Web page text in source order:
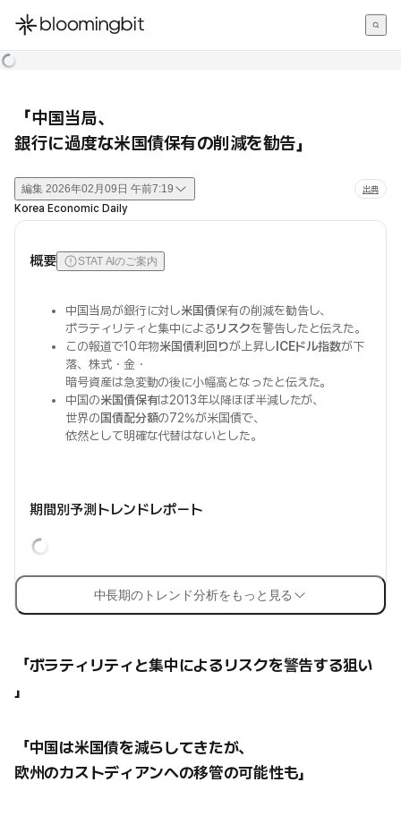
한국어
「中国当局、
銀行に過度な米国債保有の削減を勧告」
編集 2026年02月09日 午前7:19 出典
Korea Economic Daily
概要 STAT AIのご案内
中国当局が銀行に対し米国債保有の削減を勧告し、
ボラティリティと集中によるリスクを警告したと伝えた。
この報道で10年物米国債利回りが上昇し ICEドル指数が下
落、株式・金・
暗号資産は急変動の後に小幅高となったと伝えた。
中国の米国債保有は2013年以降ほぼ半減したが、
世界の国債配分額の72%が米国債で、
依然として明確な代替はないとした。
期間別予測トレンドレポート
中長期のトレンド分析をもっと見る
「ボラティリティと集中によるリスクを警告する狙い
」
「中国は米国債を減らしてきたが、
欧州のカストディアンへの移管の可能性も」